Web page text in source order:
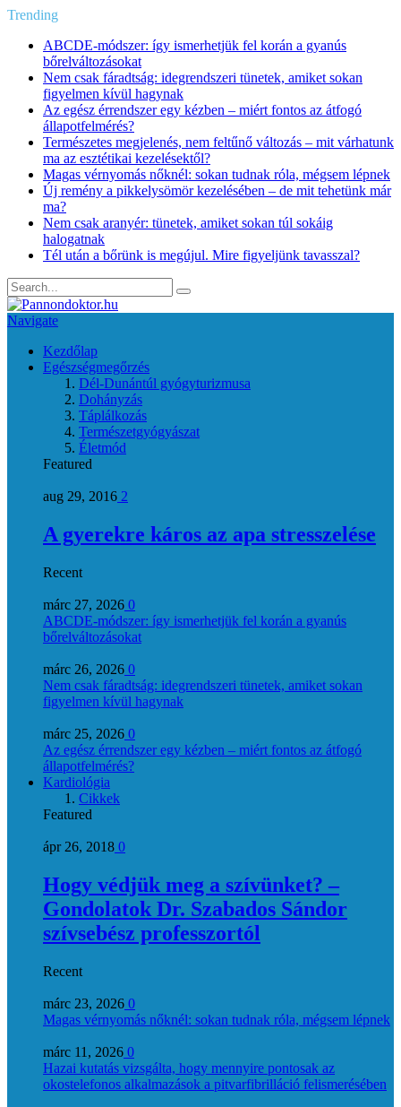
Trending
ABCDE‑módszer: így ismerhetjük fel korán a gyanús
bőrelváltozásokat
Nem csak fáradtság: idegrendszeri tünetek, amiket sokan
figyelmen kívül hagynak
Az egész érrendszer egy kézben – miért fontos az átfogó
állapotfelmérés?
Természetes megjelenés, nem feltűnő változás – mit várhatunk
ma az esztétikai kezelésektől?
Magas vérnyomás nőknél: sokan tudnak róla, mégsem lépnek
Új remény a pikkelysömör kezelésében – de mit tehetünk már
ma?
Nem csak aranyér: tünetek, amiket sokan túl sokáig
halogatnak
Tél után a bőrünk is megújul. Mire figyeljünk tavasszal?
Navigate
Kezdőlap
Egészségmegőrzés
Dél-Dunántúl gyógyturizmusa
Dohányzás
Táplálkozás
Természetgyógyászat
Életmód
Featured
aug 29, 2016 2
A gyerekre káros az apa stresszelése
Recent
márc 27, 2026 0
ABCDE‑módszer: így ismerhetjük fel korán a gyanús
bőrelváltozásokat
márc 26, 2026 0
Nem csak fáradtság: idegrendszeri tünetek, amiket sokan
figyelmen kívül hagynak
márc 25, 2026 0
Az egész érrendszer egy kézben – miért fontos az átfogó
állapotfelmérés?
Kardiológia
Cikkek
Featured
ápr 26, 2018 0
Hogy védjük meg a szívünket? –
Gondolatok Dr. Szabados Sándor
szívsebész professzortól
Recent
márc 23, 2026 0
Magas vérnyomás nőknél: sokan tudnak róla, mégsem lépnek
márc 11, 2026 0
Hazai kutatás vizsgálta, hogy mennyire pontosak az
okostelefonos alkalmazások a pitvarfibrilláció felismerésében